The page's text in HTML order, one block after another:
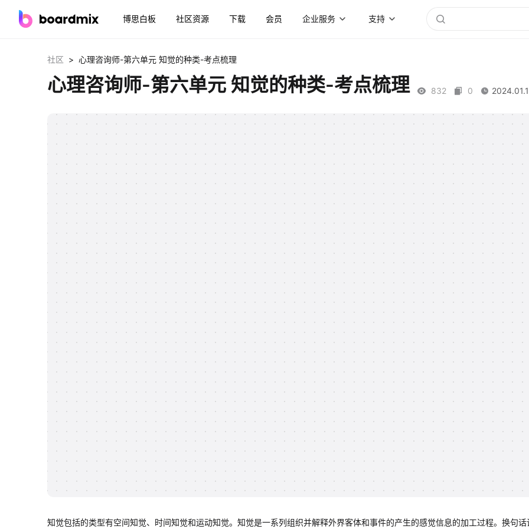
博思白板 社区资源 下载 会员 企业服务 支持
社区 > 心理咨询师-第六单元 知觉的种类-考点梳理
心理咨询师-第六单元 知觉的种类-考点梳理 832 0
知觉包括的类型有空间知觉、时间知觉和运动知觉。知觉是一系列组织并解释外界客体和事件的产生的感觉信息的加工过程。换句话